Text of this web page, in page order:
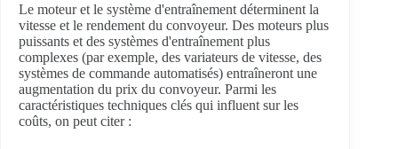
Le moteur et le système d'entraînement déterminent la
vitesse et le rendement du convoyeur. Des moteurs plus
puissants et des systèmes d'entraînement plus
complexes (par exemple, des variateurs de vitesse, des
systèmes de commande automatisés) entraîneront une
augmentation du prix du convoyeur. Parmi les
caractéristiques techniques clés qui influent sur les
coûts, on peut citer :